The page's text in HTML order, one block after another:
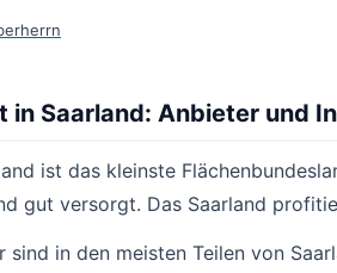
in Saarland: Anbieter und
ist das kleinste
gut versorgt. Das Saarland
sind in den meisten Teilen von